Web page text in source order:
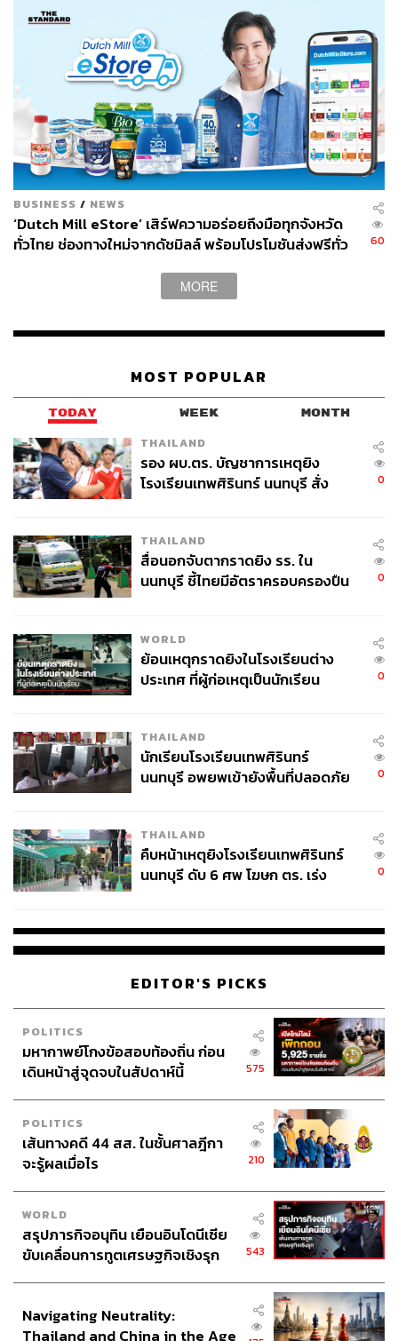
▪️ภาคใต้ (ฝั่งตะวันตก)
มีฝนฟ้าคะนอง ร้อยละ 20 ของพื้นที่ ส่วนมากบริเวณ
จังหวัดกระบี่ ตรัง และสตูลอุณหภูมิต่ำสุด 23-25 องศา
เซลเซียส อุณหภูมิสูงสุด 32-34 องศาเซลเซียส
ลมตะวันออกเฉียงเหนือ ความเร็ว 15-30 กม./ชม.
ทะเลมีคลื่นสูงประมาณ 1 เมตร ห่างฝั่งคลื่นสูงมากกว่า
1 เมตร บริเวณที่มีฝนฟ้าคะนองคลื่นสูงมากกว่า 2 เมตร
ภาคอีสาน อากาศเย็น
177
THE STANDARD TEAM
กองบรรณาธิการ THE STANDARD
ศวิตา พูลเสถียร
ช่างภาพข่าว ประจำสำนักข่าว THE
STANDARD
BUSINESS / NEWS
‘Dutch Mill eStore’ เสิร์ฟความอร่อยถึงมือทุกจังหวัด
ทั่วไทย ช่องทางใหม่จากดัชมิลล์ พร้อมโปรโมชันส่งฟรีทั่ว
เย็นตรงจากโรงงาน [ADVERTORIAL]
60
MORE
MOST POPULAR
TODAY WEEK MONTH
THAILAND
รอง ผบ.ตร. บัญชาการเหตุยิง
โรงเรียนเทพศิรินทร์ นนทบุรี สั่ง
0
THAILAND
สื่อนอกจับตากราดยิง รร. ใน
นนทบุรี ชี้ไทยมีอัตราครอบครองปืน
0
WORLD
ย้อนเหตุกราดยิงในโรงเรียนต่าง
ประเทศ ที่ผู้ก่อเหตุเป็นนักเรียน
0
THAILAND
นักเรียนโรงเรียนเทพศิรินทร์
นนทบุรี อพยพเข้ายังพื้นที่ปลอดภัย
0
THAILAND
คืบหน้าเหตุยิงโรงเรียนเทพศิรินทร์
นนทบุรี ดับ 6 ศพ โฆษก ตร. เร่ง
0
EDITOR'S PICKS
POLITICS
มหากาพย์โกงข้อสอบท้องถิ่น ก่อน
เดินหน้าสู่จุดจบในสัปดาห์นี้
575
POLITICS
เส้นทางคดี 44 สส. ในชั้นศาลฎีกา
จะรู้ผลเมื่อไร
210
WORLD
สรุปภารกิจอนุทิน เยือนอินโดนีเซีย
ขับเคลื่อนการทูตเศรษฐกิจเชิงรุก
543
Navigating Neutrality:
Thailand and China in the Age